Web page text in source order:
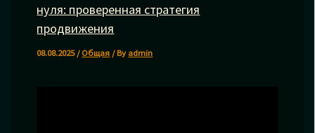
нуля: проверенная стратегия
продвижения
08.08.2025/Общая / Byadmin